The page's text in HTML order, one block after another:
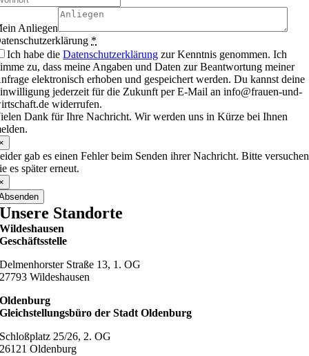
Anliegen
*
Ich habe dieDatenschutzerklärung zur Kenntnis genommen. Ich
zu, dass meine Angaben und Daten zur Beantwortung meiner
elektronisch erhoben und gespeichert werden. Du kannst deine
jederzeit für die Zukunft per E-Mail an info@frauen-und-
widerrufen.
Dank für Ihre Nachricht. Wir werden uns in Kürze bei Ihnen
gab es einen Fehler beim Senden ihrer Nachricht. Bitte versuchen
es später erneut.
Unsere Standorte
Wildeshausen
Geschäftsstelle
Delmenhorster Straße 13, 1. OG
27793 Wildeshausen
Oldenburg
Gleichstellungsbüro der Stadt Oldenburg
Schloßplatz 25/26, 2. OG
26121 Oldenburg